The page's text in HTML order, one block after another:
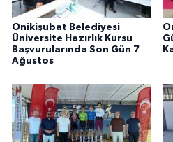
Onikişubat Belediyesi
Üniversite Hazırlık Kursu
Başvurularında Son Gün 7
Ağustos